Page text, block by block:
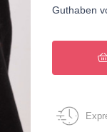
Guthaben